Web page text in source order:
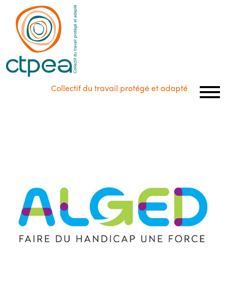
Collectif du travail protégé et adapté
Panneau de gestion des cookies